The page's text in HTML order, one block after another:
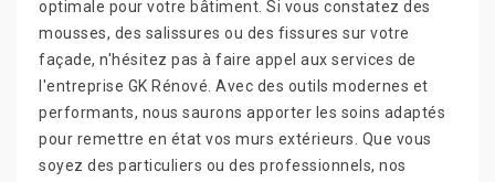
optimale pour votre bâtiment. Si vous constatez des
mousses, des salissures ou des fissures sur votre
façade, n'hésitez pas à faire appel aux services de
l'entreprise GK Rénové. Avec des outils modernes et
performants, nous saurons apporter les soins adaptés
pour remettre en état vos murs extérieurs. Que vous
soyez des particuliers ou des professionnels, nos